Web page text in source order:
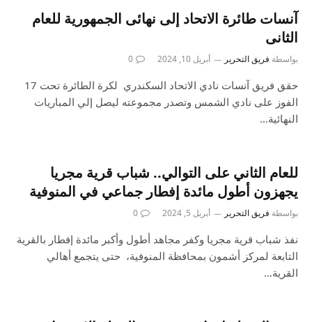
آنسات طائرة الاتحاد إلى نهائى الجمهورية للعام
الثانى
بواسطة فريق التحرير أبريل 10, 2024 0
حقق فريق آنسات نادي الاتحاد السكندري لكرة الطائرة تحت 17
الفوز على نادي الشمس وتصدر مجموعته ليصل إلي المباريات
النهائية…
للعام الثاني على التوالي.. شباب قرية مجريا
يجهزون أطول مائدة إفطار جماعي في المنوفية
بواسطة فريق التحرير أبريل 5, 2024 0
نفذ شباب قرية مجريا وكفر مجاهد أطول وأكبر مائدة إفطار بالقرية
التابعة لمركز أشمون بمحافظة المنوفية، حتى يتجمع أهالي
القرية…